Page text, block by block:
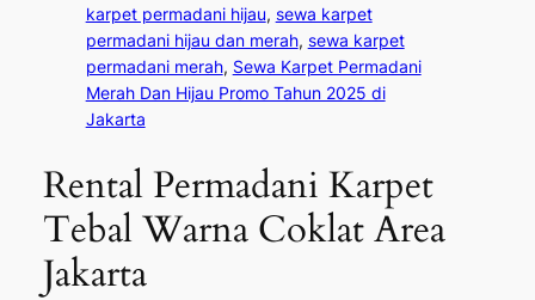
karpet permadani hijau, sewa karpet
permadani hijau dan merah, sewa karpet
permadani merah, Sewa Karpet Permadani
Merah Dan Hijau Promo Tahun 2025 di
Jakarta
Rental Permadani Karpet
Tebal Warna Coklat Area
Jakarta